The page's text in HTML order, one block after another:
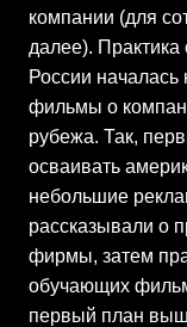
компании (для
далее). Практика
России началась
фильмы о
рубежа. Так,
осваивать
небольшие
рассказывали о
фирмы, затем
обучающих
первый план